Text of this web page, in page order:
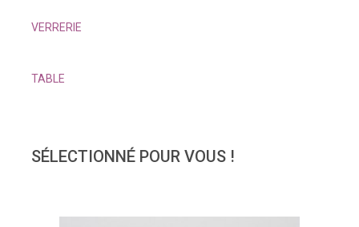
VERRERIE
TABLE
SÉLECTIONNÉ POUR VOUS !